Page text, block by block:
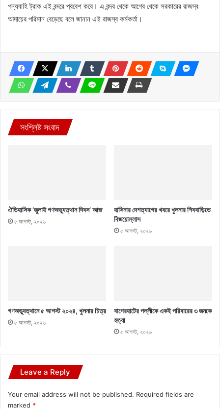
পন্যবাহি ট্রাক এই বন্দরে প্রবেশ করে। এ বন্দর থেকে আগের থেকে সরকারের রাজস্ব
আদায়ের পরিমান বেড়েছে বলে জানান এই রাজস্ব কর্মকর্তা।
সংশ্লিষ্ট সংবাদ
ঐতিহাসিক ‘জুলাই গণঅভ্যুত্থান দিবস’ আজ
৫ আগস্ট, ২০২৬
হাসিনার দেশত্যাগের খবরে খুলনার শিববাড়িতে
বিজয়োল্লাস
৫ আগস্ট, ২০২৬
গণঅভ্যুত্থানে ৫ আগস্ট ২০২৪, খুলনার চিত্র
৫ আগস্ট, ২০২৬
বাগেরহাটের পল্লীকে একই পরিবারের ৩ জনকে
হত্যা
৫ আগস্ট, ২০২৬
Leave a Reply
Your email address will not be published. Required fields are
marked *